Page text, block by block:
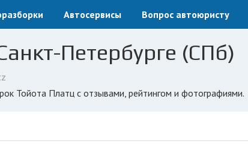
Автосервисы Вопрос автоюристу
Петербурге (СПб)
Тойота Платц с отзывами, рейтингом и фотографиями.